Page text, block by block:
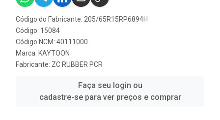
Código do Fabricante: 205/65R15RP6894H
Código: 15084
Código NCM: 40111000
Marca: KAYTOON
Fabricante: ZC RUBBER PCR
Faça seu login ou
cadastre-se para ver preços e comprar